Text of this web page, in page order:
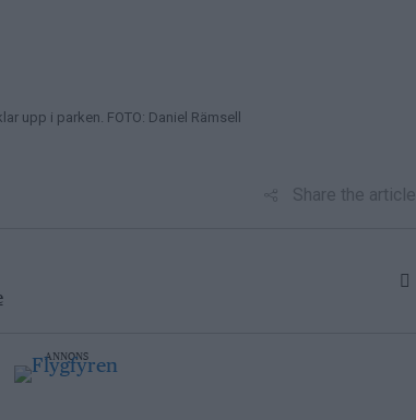
upp i parken. FOTO: Daniel Rämsell
Share the article
ANNONS